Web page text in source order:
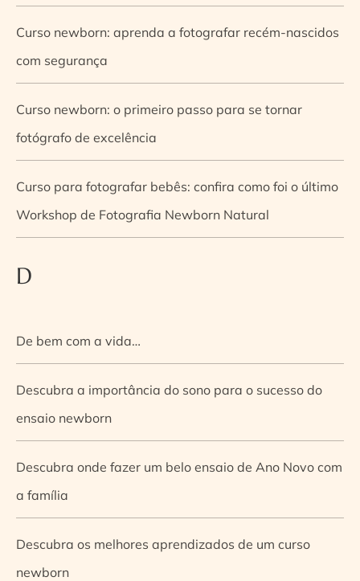
Curso newborn: aprenda a fotografar recém-nascidos
com segurança
Curso newborn: o primeiro passo para se tornar
fotógrafo de excelência
Curso para fotografar bebês: confira como foi o último
Workshop de Fotografia Newborn Natural
D
De bem com a vida…
Descubra a importância do sono para o sucesso do
ensaio newborn
Descubra onde fazer um belo ensaio de Ano Novo com
a família
Descubra os melhores aprendizados de um curso
newborn